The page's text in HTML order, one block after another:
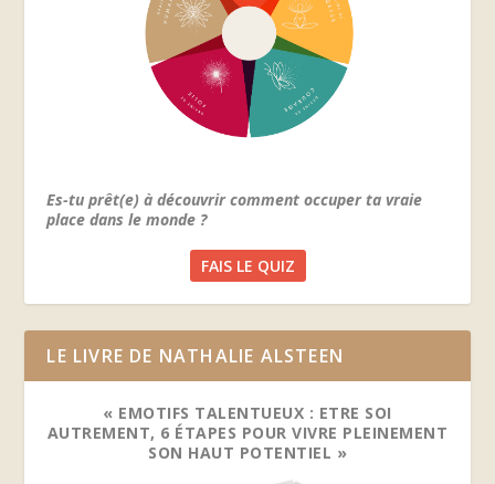
Es-tu prêt(e) à découvrir comment occuper ta vraie
place dans le monde ?
FAIS LE QUIZ
LE LIVRE DE NATHALIE ALSTEEN
« EMOTIFS TALENTUEUX : ETRE SOI
AUTREMENT, 6 ÉTAPES POUR VIVRE PLEINEMENT
SON HAUT POTENTIEL »